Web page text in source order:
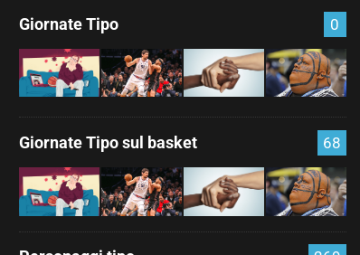
Giornate Tipo 0
Giornate Tipo sul basket 68